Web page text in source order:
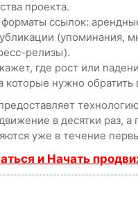
проекта.
ссылок:
(упоминания,
релизы).
где рост или
которые нужно обратить
в десятки раз, а
уже в течение
и Начать